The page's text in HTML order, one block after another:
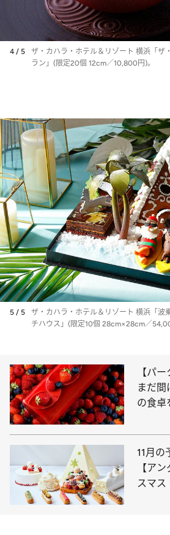
4 / 5
ザ・カハラ・ホテル＆リゾート 横浜「ザ
ラン」(限定20個 12cm／10,800円)。
5 / 5
ザ・カハラ・ホテル＆リゾート 横浜「波
チハウス」(限定10個 28cm×28cm／
【パ
まだ間
の食卓
11月の
【ア
スマス